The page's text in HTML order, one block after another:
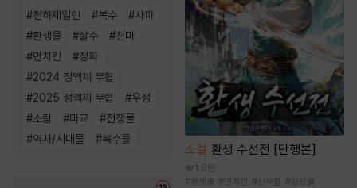
#천하제일인 #복수 #사파
#환생물 #살수 #천마
#먼치킨 #정파
#2024 정액제 무협
#2025 정액제 무협 #우정
#소림 #마교 #전쟁물
#역사/시대물 #복수물
소설 환생 수선전 [단행본]
1.6만
#환생물 #먼치킨 #신무협 #성장물